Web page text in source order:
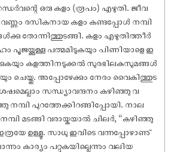
ഒരു കളം (രൂപം) എഴുതി. ജീവ
രസികനായ കളം കണ്ടപ്പോൾ നമ്പി
തോന്നിത്തുടങ്ങി. കളം എഴുതിത്തീർ
പൂജയ്ക്കുള്ള പത്മമിടുകയും പിണിയാളെ ഇ
കളത്തിനടുക്കൽ സുരഭിലകുസുമങ്ങൾ
ചെയ്തു. അപ്പോഴേക്കും നേരം വൈകിത്തുട
സന്ധ്യാവന്ദനം കഴിഞ്ഞു വ
നമ്പി പുറത്തേക്കിറങ്ങിപ്പോയി. നാല
മടങ്ങി വരായ്കയാൽ ചിലർ, “കഴിഞ്ഞു
ഉള്ളൂ. സാധു ഇവിടെ വന്നപ്പോഴാണു്
കാര്യം പറ്റുകയില്ലെന്നും വലിയ